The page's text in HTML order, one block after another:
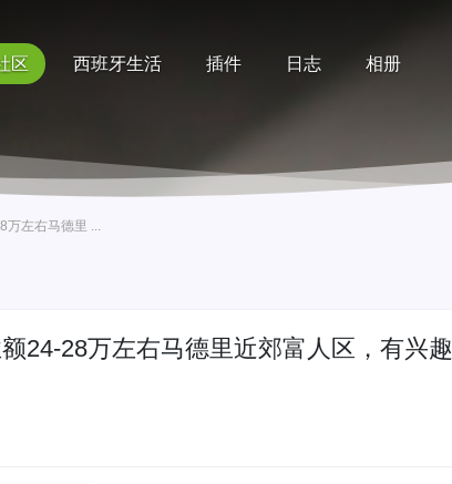
区 西班牙生活 插件 日志 相册
万左右马德里 ...
24-28万左右马德里近郊富人区，有兴趣